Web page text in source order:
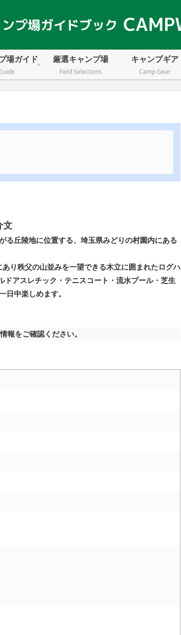
場ガイド
厳選キャンプ場
Field Selections
キャンプギア
Camp Gear
文
る丘陵地に位置する、埼玉県みどりの村園内にある
り秩父の山並みを一望できる木立に囲まれたログハ
ドアスレチック・テニスコート・流水プール・芝生
日中楽しめます。
報をご確認ください。